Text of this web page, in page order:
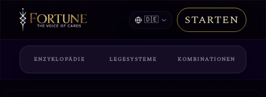
🇩🇪 STARTEN
ENZYKLOPÄDIE LEGESYSTEME KOMBINATIONEN